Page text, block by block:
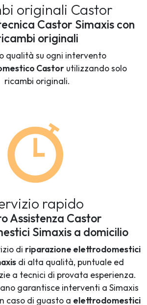
originali Castor
Castor Simaxis con
originali
qualità su ogni intervento
Castor utilizzando solo
ricambi originali.
rapido
Assistenza Castor
Simaxis a domicilio
di riparazione elettrodomestici
di alta qualità, puntuale ed
a tecnici di provata esperienza.
garantisce interventi a Simaxis
caso di guasto a elettrodomestici